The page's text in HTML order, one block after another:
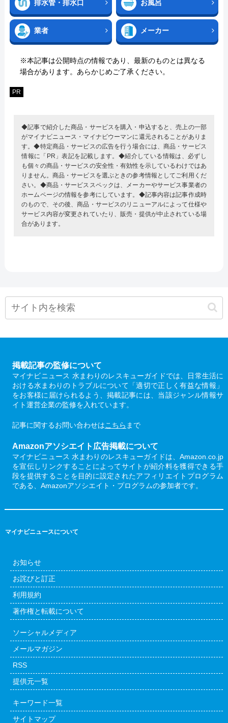
排水管・排水口 お風呂
業者 メーカー
※本記事は公開時点の情報であり、最新のものとは異なる
場合があります。あらかじめご了承ください。
PR
◆記事で紹介した商品・サービスを購入・申込すると、売上の一部
がマイナビニュース・マイナビウーマンに還元されることがありま
す。◆特定商品・サービスの広告を行う場合には、商品・サービス
情報に「PR」表記を記載します。◆紹介している情報は、必ずし
も個々の商品・サービスの安全性・有効性を示しているわけではあ
りません。商品・サービスを選ぶときの参考情報としてご利用くだ
さい。◆商品・サービススペックは、メーカーやサービス事業者の
ホームページの情報を参考にしています。◆記事内容は記事作成時
のもので、その後、商品・サービスのリニューアルによって仕様や
サービス内容が変更されていたり、販売・提供が中止されている場
合があります。
掲載記事の監修について
マイナビニュース 水まわりのレスキューガイドでは、日常生活に
おける水まわりのトラブルについて「適切で正しく有益な情報」
をお客様に届けられるよう、掲載記事には、当該ジャンル情報サ
イト運営企業の監修を入れています。
記事に関するお問い合わせはこちら まで
Amazonアソシエイト広告掲載について
マイナビニュース 水まわりのレスキューガイドは、Amazon.co.jp
を宣伝しリンクすることによってサイトが紹介料を獲得できる手
段を提供することを目的に設定されたアフィリエイトプログラム
である、Amazonアソシエイト・プログラムの参加者です。
マイナビニュースについて
お知らせ
お詫びと訂正
利用規約
著作権と転載について
ソーシャルメディア
メールマガジン
RSS
提供元一覧
キーワード一覧
サイトマップ